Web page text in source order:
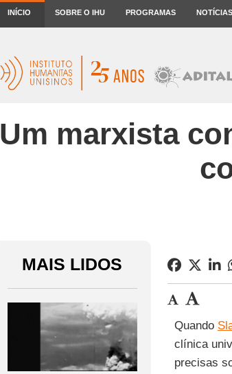
INÍCIO SOBRE O IHU PROGRAMAS NOTÍCIAS
Um marxista
MAIS LIDOS
Quando
clínica
precisas